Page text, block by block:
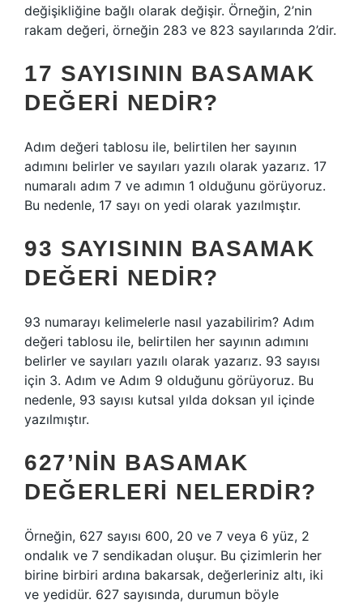
değişikliğine bağlı olarak değişir. Örneğin, 2’nin
rakam değeri, örneğin 283 ve 823 sayılarında 2’dir.
17 SAYISININ BASAMAK
DEĞERI NEDIR?
Adım değeri tablosu ile, belirtilen her sayının
adımını belirler ve sayıları yazılı olarak yazarız. 17
numaralı adım 7 ve adımın 1 olduğunu görüyoruz.
Bu nedenle, 17 sayı on yedi olarak yazılmıştır.
93 SAYISININ BASAMAK
DEĞERI NEDIR?
93 numarayı kelimelerle nasıl yazabilirim? Adım
değeri tablosu ile, belirtilen her sayının adımını
belirler ve sayıları yazılı olarak yazarız. 93 sayısı
için 3. Adım ve Adım 9 olduğunu görüyoruz. Bu
nedenle, 93 sayısı kutsal yılda doksan yıl içinde
yazılmıştır.
627’NIN BASAMAK
DEĞERLERI NELERDIR?
Örneğin, 627 sayısı 600, 20 ve 7 veya 6 yüz, 2
ondalık ve 7 sendikadan oluşur. Bu çizimlerin her
birine birbiri ardına bakarsak, değerleriniz altı, iki
ve yedidür. 627 sayısında, durumun böyle